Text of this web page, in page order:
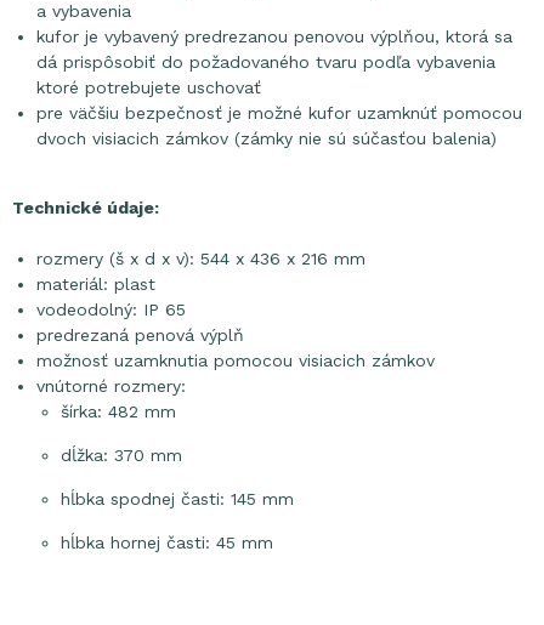
a vybavenia
kufor je vybavený predrezanou penovou výplňou, ktorá sa
dá prispôsobiť do požadovaného tvaru podľa vybavenia
ktoré potrebujete uschovať
pre väčšiu bezpečnosť je možné kufor uzamknúť pomocou
dvoch visiacich zámkov (zámky nie sú súčasťou balenia)
Technické údaje:
rozmery (š x d x v): 544 x 436 x 216 mm
materiál: plast
vodeodolný: IP 65
predrezaná penová výplň
možnosť uzamknutia pomocou visiacich zámkov
vnútorné rozmery:
šírka: 482 mm
dĺžka: 370 mm
hĺbka spodnej časti: 145 mm
hĺbka hornej časti: 45 mm